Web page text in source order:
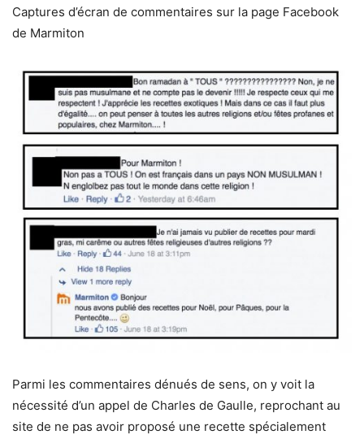
Captures d’écran de commentaires sur la page Facebook
de Marmiton
Parmi les commentaires dénués de sens, on y voit la
nécessité d’un appel de Charles de Gaulle, reprochant au
site de ne pas avoir proposé une recette spécialement